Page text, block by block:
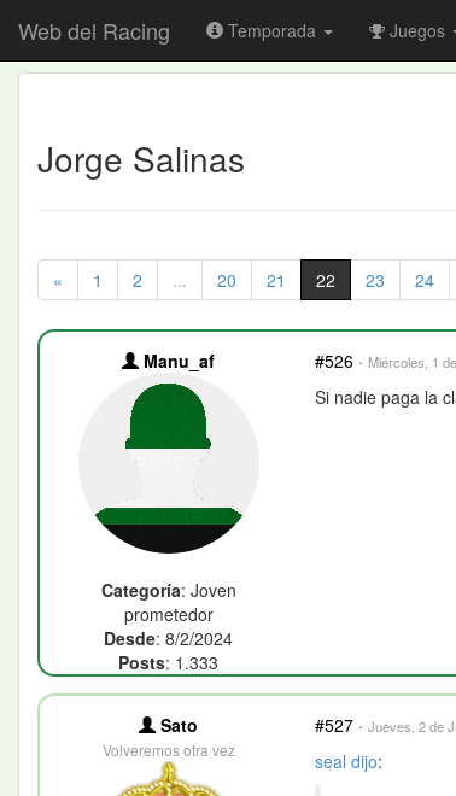
Web del Racing Temporada Juegos
Jorge Salinas
« 1 2 ... 20 21 22 23 24
Manu_af
Categoría: Joven
prometedor
Desde: 8/2/2024
Posts: 1.333
#526 · Miércoles, 1
Si nadie paga la
Sato
Volveremos otra vez
#527 · Jueves, 2 de
seal dijo: